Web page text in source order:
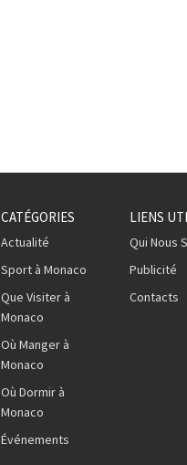
CATÉGORIES
Actualité
Sport à Monaco
Que Visiter à
Monaco
Où Manger à
Monaco
Où Dormir à
Monaco
Événements
LIENS
Qui Nous
Publicité
Contacts